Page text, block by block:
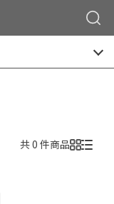
共 0 件商品